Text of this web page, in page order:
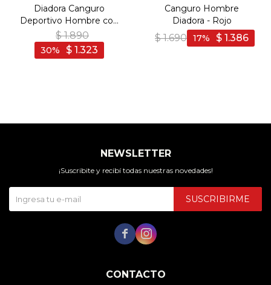
Diadora Canguro
Deportivo Hombre con
felpa - Gris Melange
$ 1.890
$ 1.323
30
Canguro Hombre
Diadora - Rojo
$ 1.690 $ 1.386
17
CONTACTO
NEWSLETTER
¡Suscribite y recibí todas nuestras novedades!
SUSCRIBIRME
 